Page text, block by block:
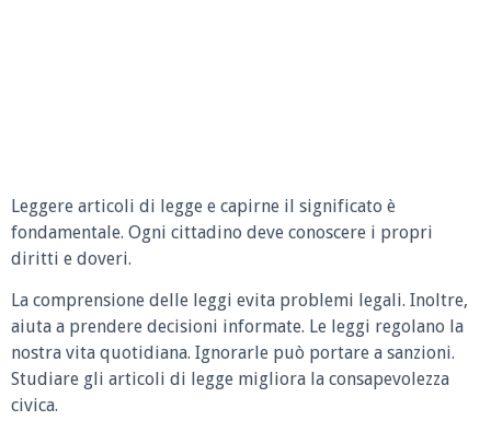
Leggere articoli di legge e capirne il significato è
fondamentale. Ogni cittadino deve conoscere i propri
diritti e doveri.
La comprensione delle leggi evita problemi legali. Inoltre,
aiuta a prendere decisioni informate. Le leggi regolano la
nostra vita quotidiana. Ignorarle può portare a sanzioni.
Studiare gli articoli di legge migliora la consapevolezza
civica.